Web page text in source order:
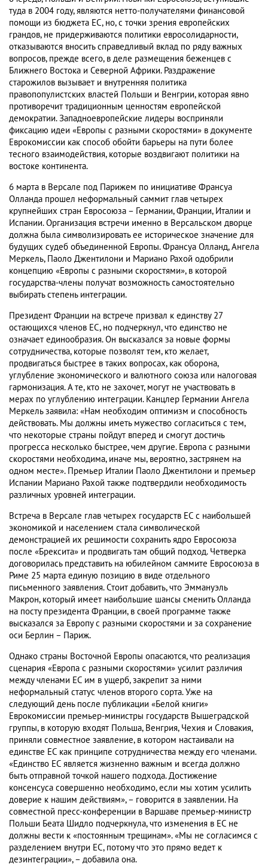
туда в 2004 году, являются нетто-получателями финансовой
помощи из бюджета ЕС, но, с точки зрения европейских
грандов, не придерживаются политики евросолидарности,
отказываются вносить справедливый вклад по ряду важных
вопросов, прежде всего, в деле размещения беженцев с
Ближнего Востока и Северной Африки. Раздражение
старожилов вызывает и внутренняя политика
правопопулистских властей Польши и Венгрии, которая явно
противоречит традиционным ценностям европейской
демократии. Западноевропейские лидеры восприняли
фиксацию идеи «Европы с разными скоростями» в документе
Еврокомиссии как способ обойти барьеры на пути более
тесного взаимодействия, которые воздвигают политики на
востоке континента.
6 марта в Версале под Парижем по инициативе Франсуа
Олланда прошел неформальный саммит глав четырех
крупнейших стран Евросоюза – Германии, Франции, Италии и
Испании. Организация встречи именно в Версальском дворце
должна была символизировать ее историческое значение для
будущих судеб объединенной Европы. Франсуа Олланд, Ангела
Меркель, Паоло Джентилони и Мариано Рахой одобрили
концепцию «Европы с разными скоростями», в которой
государства-члены получат возможность самостоятельно
выбирать степень интеграции.
Президент Франции на встрече призвал к единству 27
остающихся членов ЕС, но подчеркнул, что единство не
означает единообразия. Он высказался за новые формы
сотрудничества, которые позволят тем, кто желает,
продвигаться быстрее в таких вопросах, как оборона,
углубление экономического и валютного союза или налоговая
гармонизация. А те, кто не захочет, могут не участвовать в
мерах по углублению интеграции. Канцлер Германии Ангела
Меркель заявила: «Нам необходим оптимизм и способность
действовать. Мы должны иметь мужество согласиться с тем,
что некоторые страны пойдут вперед и смогут достичь
прогресса несколько быстрее, чем другие. Европа с разными
скоростями необходима, иначе мы, вероятно, застрянем на
одном месте». Премьер Италии Паоло Джентилони и премьер
Испании Мариано Рахой также подтвердили необходимость
различных уровней интеграции.
Встреча в Версале глав четырех государств ЕС с наибольшей
экономикой и населением стала символической
демонстрацией их решимости сохранить ядро Евросоюза
после «Брексита» и продвигать там общий подход. Четверка
договорилась представить на юбилейном саммите Евросоюза в
Риме 25 марта единую позицию в виде отдельного
письменного заявления. Стоит добавить, что Эммануэль
Макрон, который имеет наибольшие шансы сменить Олланда
на посту президента Франции, в своей программе также
высказался за Европу с разными скоростями и за сохранение
оси Берлин – Париж.
Однако страны Восточной Европы опасаются, что реализация
сценария «Европа с разными скоростями» усилит различия
между членами ЕС им в ущерб, закрепит за ними
неформальный статус членов второго сорта. Уже на
следующий день после публикации «Белой книги»
Еврокомиссии премьер-министры государств Вышеградской
группы, в которую входят Польша, Венгрия, Чехия и Словакия,
приняли совместное заявление, в котором настаивали на
единстве ЕС как принципе сотрудничества между его членами.
«Единство ЕС является жизненно важным и всегда должно
быть отправной точкой нашего подхода. Достижение
консенсуса совершенно необходимо, если мы хотим усилить
доверие к нашим действиям», – говорится в заявлении. На
совместной пресс-конференции в Варшаве премьер-министр
Польши Беата Шидло подчеркнула, что изменения в ЕС не
должны вести к «постоянным трещинам». «Мы не согласимся с
разделением внутри ЕС, потому что это прямо ведет к
дезинтеграции», – добавила она.